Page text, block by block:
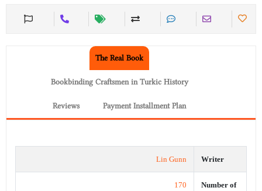
The Real Book
Bookbinding Craftsmen in Turkic History
Payment Installment Plan
Reviews
Writer
Lin Gunn
Number of
170